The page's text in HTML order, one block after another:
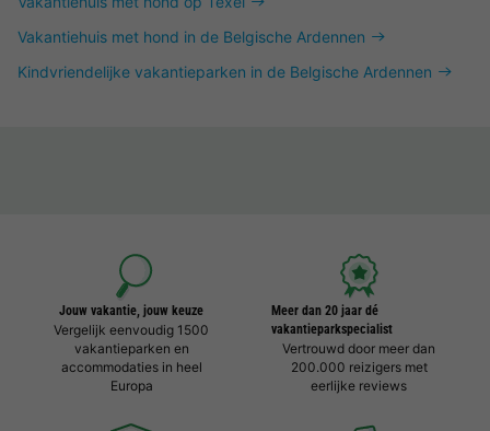
Vakantiehuis met hond in de Belgische Ardennen
Kindvriendelijke vakantieparken in de Belgische Ardennen
Jouw vakantie, jouw keuze
Vergelijk eenvoudig 1500
vakantieparken en
accommodaties in heel
Europa
Meer dan 20 jaar dé
vakantieparkspecialist
Vertrouwd door meer dan
200.000 reizigers met
eerlijke reviews